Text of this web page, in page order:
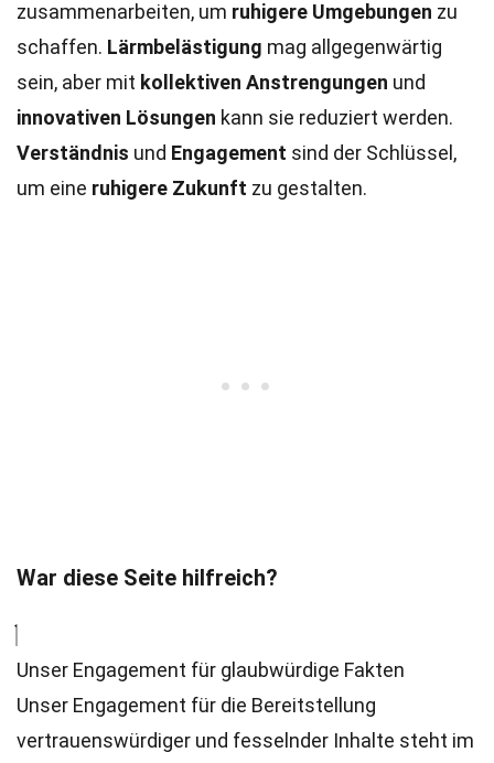
zusammenarbeiten, um ruhigere Umgebungen zu
schaffen. Lärmbelästigung mag allgegenwärtig
sein, aber mit kollektiven Anstrengungen und
innovativen Lösungen kann sie reduziert werden.
Verständnis und Engagement sind der Schlüssel,
um eine ruhigere Zukunft zu gestalten.
War diese Seite hilfreich?
Unser Engagement für glaubwürdige Fakten
Unser Engagement für die Bereitstellung
vertrauenswürdiger und fesselnder Inhalte steht im